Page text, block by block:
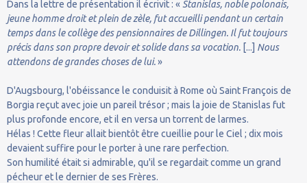
Dans la lettre de présentation il écrivit : « Stanislas, noble polonais,
jeune homme droit et plein de zèle, fut accueilli pendant un certain
temps dans le collège des pensionnaires de Dillingen. Il fut toujours
précis dans son propre devoir et solide dans sa vocation. [...] Nous
attendons de grandes choses de lui.»
D'Augsbourg, l'obéissance le conduisit à Rome où Saint François de
Borgia reçut avec joie un pareil trésor ; mais la joie de Stanislas fut
plus profonde encore, et il en versa un torrent de larmes.
Hélas ! Cette fleur allait bientôt être cueillie pour le Ciel ; dix mois
devaient suffire pour le porter à une rare perfection.
Son humilité était si admirable, qu'il se regardait comme un grand
pécheur et le dernier de ses Frères.